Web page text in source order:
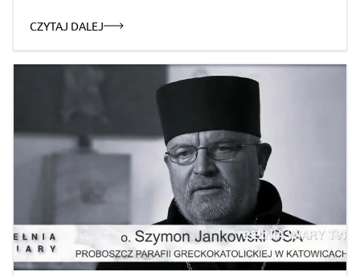
11:00 – Похоронна Свята Літургія під проводом владики
Краків) 13:30 – Відпровадження до гробу (Цвинтар на […]
CZYTAJ DALEJ